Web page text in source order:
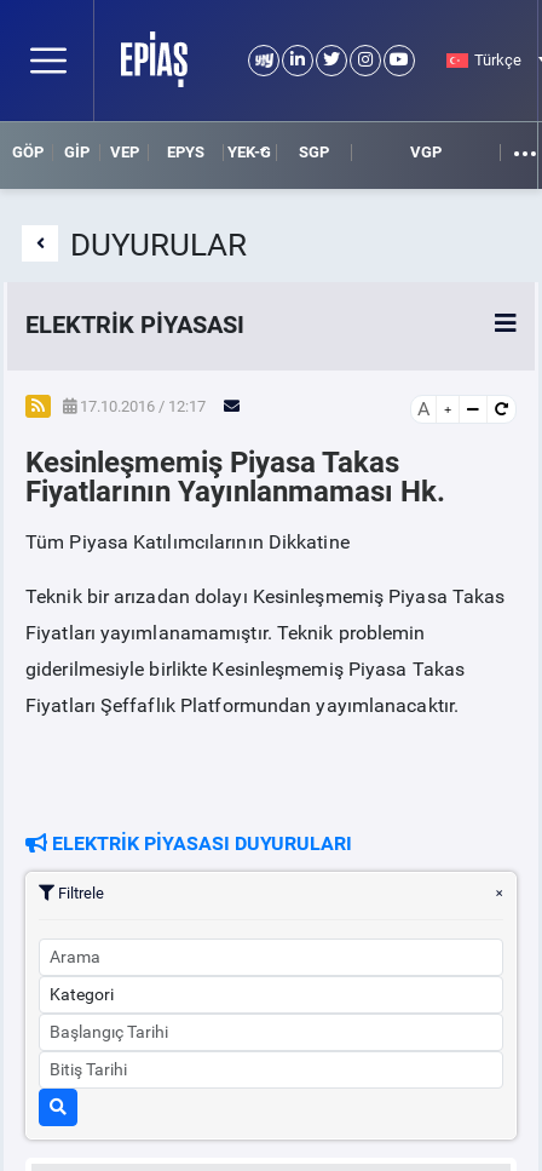
Türkçe
GÖP GİP VEP EPYS YEK-G SGP VGP
DUYURULAR
ELEKTRİK PİYASASI
SPOT ELEKTRİK PİYASALARI
ÖRNEK FİNANS BELGELERİ
VADELİ ELEKTRİK PİYASASI
PİYASAKAYITSÜRECİ
SERBEST TÜKETİCİ
BÜLTENLER
DUYURULAR
BT HİZMET YÖNETİM SİSTEMİ POLİTİKAMIZ
17.10.2016 / 12:17 A
Kesinleşmemiş Piyasa Takas
Fiyatlarının Yayınlanmaması Hk.
Tüm Piyasa Katılımcılarının Dikkatine
Teknik bir arızadan dolayı Kesinleşmemiş Piyasa Takas
Fiyatları yayımlanamamıştır. Teknik problemin
giderilmesiyle birlikte Kesinleşmemiş Piyasa Takas
Fiyatları Şeffaflık Platformundan yayımlanacaktır.
ELEKTRİK PİYASASI DUYURULARI
Filtrele